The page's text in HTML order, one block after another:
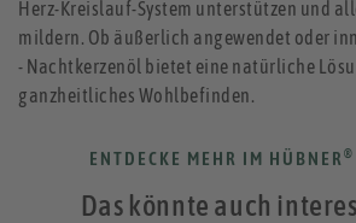
Herz-Kreislauf-System unterstützen und
mildern. Ob äußerlich angewendet oder
- Nachtkerzenöl bietet eine natürliche
ganzheitliches Wohlbefinden.
ENTDECKE MEHR IM HÜBNER ®
Das könnte auch